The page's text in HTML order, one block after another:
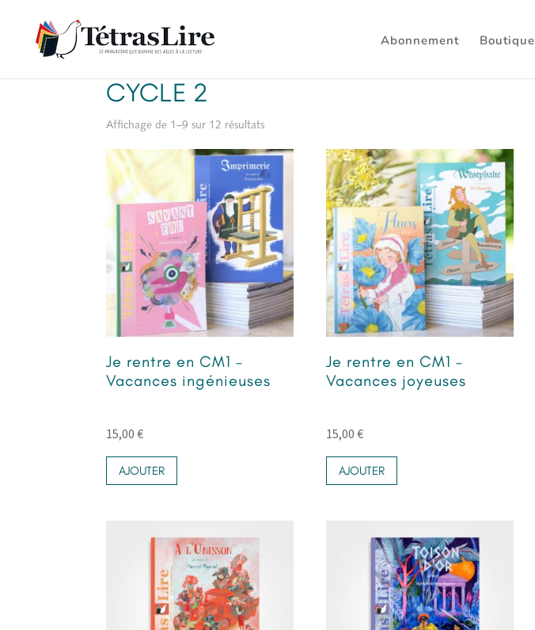
Abonnement Boutique
Accueil/ CYCLE 2
CYCLE 2
Affichage de 1–9 sur 12 résultats
Je rentre en CM1 –
Vacances ingénieuses
15,00€
AJOUTER
Je rentre en CM1 –
Vacances joyeuses
15,00€
AJOUTER